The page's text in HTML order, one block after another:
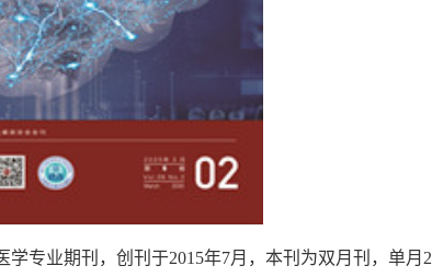
学专业期刊，创刊于2015年7月，本刊为双月刊，单月